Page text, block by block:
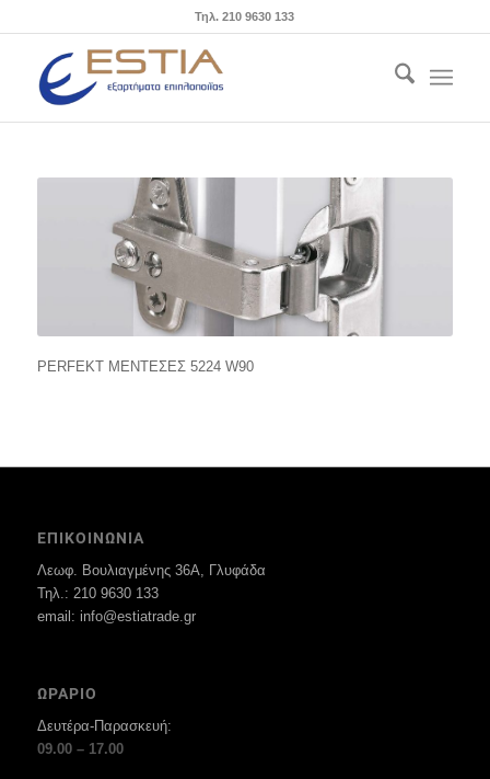
Τηλ. 210 9630 133
PERFEKT ΜΕΝΤΕΣΕΣ 5224 W90
ΕΠΙΚΟΙΝΩΝΙΑ
Λεωφ. Βουλιαγμένης 36Α, Γλυφάδα
Τηλ.: 210 9630 133
email: info@estiatrade.gr
ΩΡΑΡΙΟ
Δευτέρα-Παρασκευή:
09.00 – 17.00